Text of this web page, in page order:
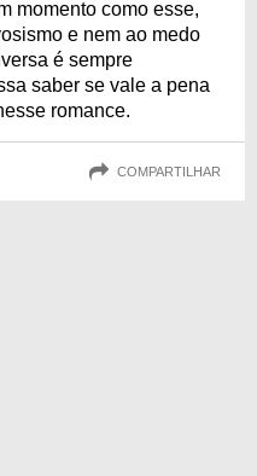
momento como esse,
e nem ao medo
é sempre
saber se vale a pena
romance.
COMPARTILHAR